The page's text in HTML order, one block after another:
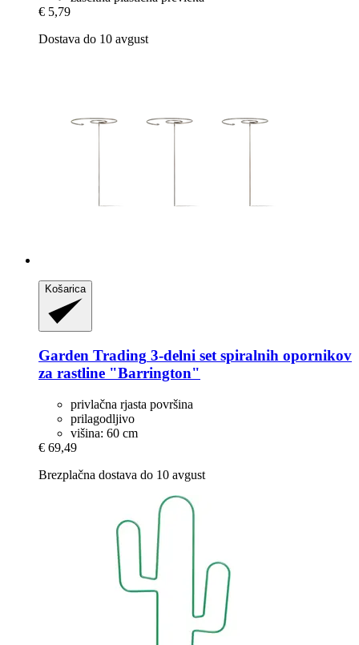
€ 5,79
Dostava do 10 avgust
Košarica
Garden Trading 3-​delni set spiralnih opornikov
za rastline "Barrington"
privlačna rjasta površina
prilagodljivo
višina: 60 cm
€ 69,49
Brezplačna dostava do 10 avgust